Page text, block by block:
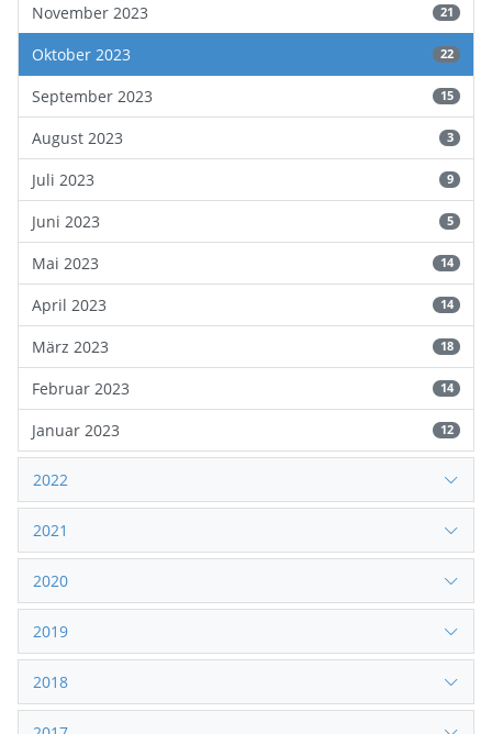
November 2023 21
Oktober 2023 22
September 2023 15
August 2023 3
Juli 2023 9
Juni 2023 5
Mai 2023 14
April 2023 14
März 2023 18
Februar 2023 14
Januar 2023 12
2022
2021
2020
2019
2018